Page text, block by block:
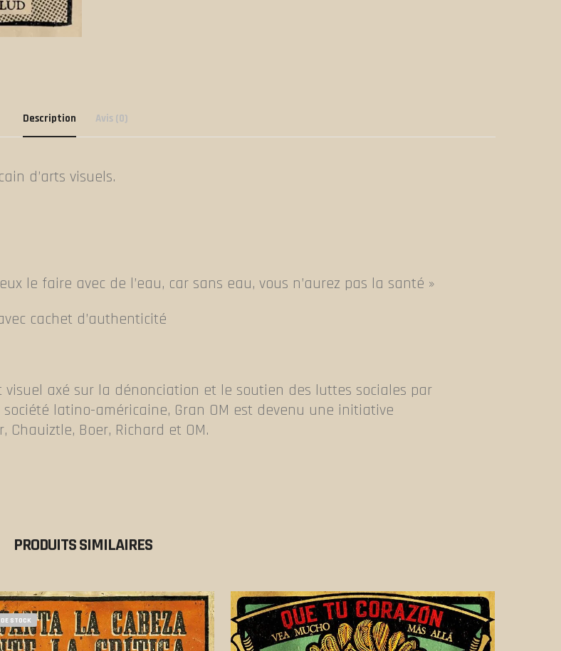
Description Avis (0)
d’arts visuels.
le faire avec de l’eau, car sans eau, vous n’aurez pas la santé »
cachet d’authenticité
visuel axé sur la dénonciation et le soutien des luttes sociales par
latino-américaine, Gran OM est devenu une initiative
Boer, Richard et OM.
PRODUITS SIMILAIRES
STOCK